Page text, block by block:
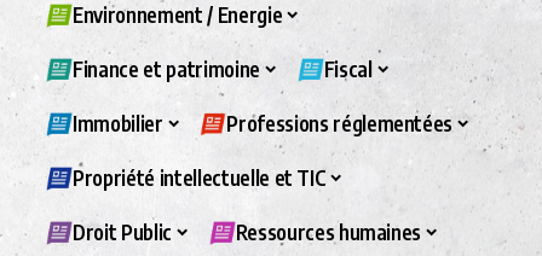
Environnement / Energie
Finance et patrimoine Fiscal
Immobilier Professions réglementées
Propriété intellectuelle et TIC
Droit Public Ressources humaines